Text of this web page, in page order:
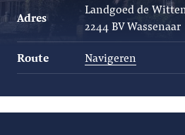
Adres
Landgoed de
2244 BV Wassenaar
Route Navigeren